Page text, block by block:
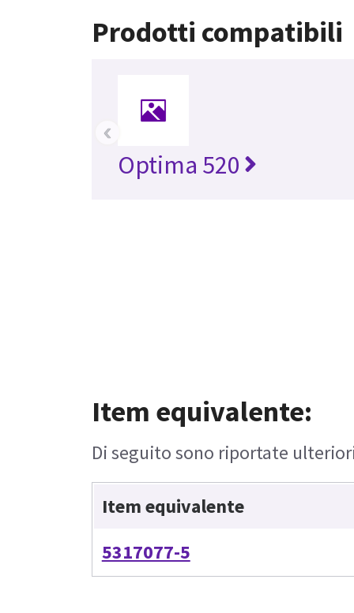
Prodotti compatibili
Optima 520
‹
Item equivalente:
Di seguito sono riportate
Item equivalente
5317077-5